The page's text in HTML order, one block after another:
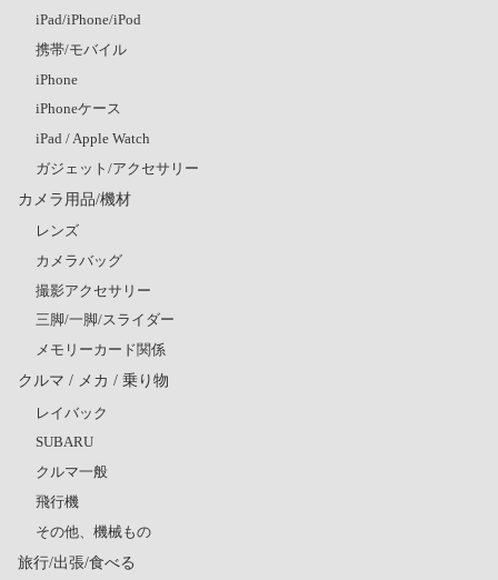
iPad/iPhone/iPod
携帯/モバイル
iPhone
iPhoneケース
iPad / Apple Watch
ガジェット/アクセサリー
カメラ用品/機材
レンズ
カメラバッグ
撮影アクセサリー
三脚/一脚/スライダー
メモリーカード関係
クルマ / メカ / 乗り物
レイバック
SUBARU
クルマ一般
飛行機
その他、機械もの
旅行/出張/食べる